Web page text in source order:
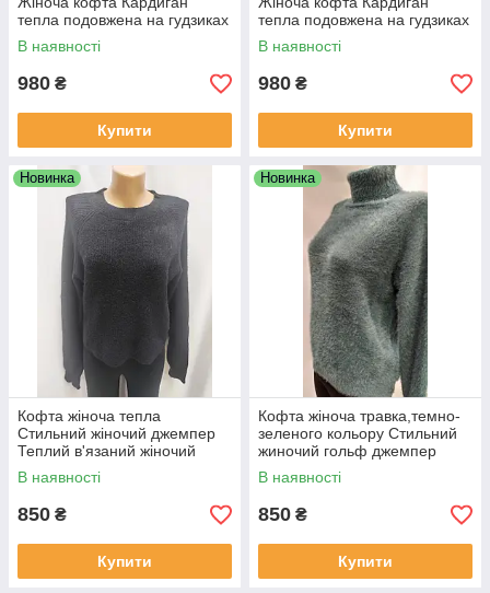
тепла подовжена на гудзиках
В наявності
980 ₴
Купити
тепла подовжена на гудзиках
В наявності
980 ₴
Купити
Новинка
Кофта жіноча тепла
Стильний жіночий джемпер
Теплий в'язаний жіночий
светр оверсайз
В наявності
850 ₴
Купити
Новинка
Кофта жіноча травка,темно-
зеленого кольору Стильний
жиночий гольф джемпер
теплий Молодіжна кофта
светр травка
В наявності
850 ₴
Купити